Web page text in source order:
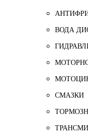
ВОДА
СМАЗКИ